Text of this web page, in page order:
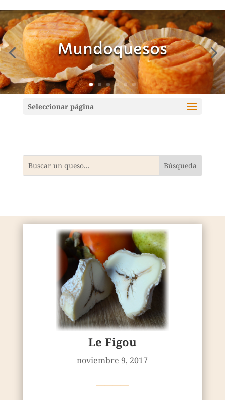
Mundoquesos
Seleccionar página
Le Figou
noviembre 9, 2017
————